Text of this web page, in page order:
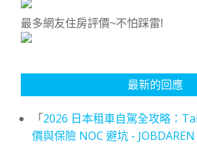
最多網友住房評價~不怕踩雷!
最新的回應
「2026 日本租車自駕全攻略：
價與保險 NOC 避坑 -